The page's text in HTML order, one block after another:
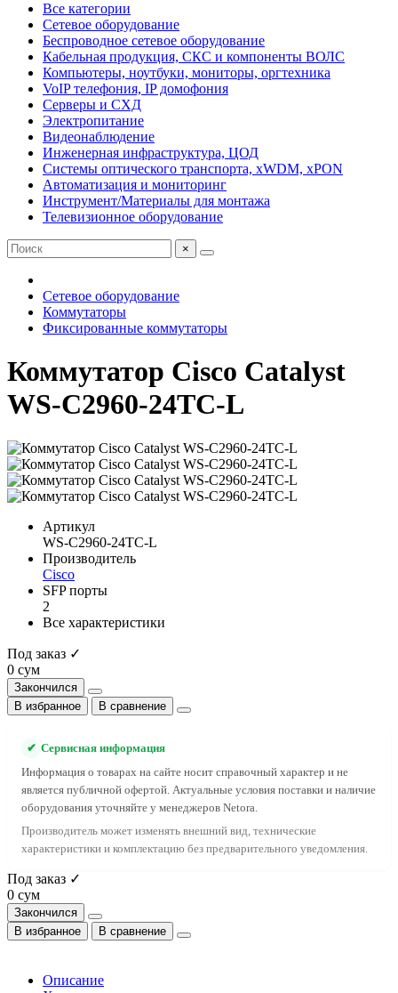
Все категории
Сетевое оборудование
Беспроводное сетевое оборудование
Кабельная продукция, СКС и компоненты ВОЛС
Компьютеры, ноутбуки, мониторы, оргтехника
VoIP телефония, IP домофония
Серверы и СХД
Электропитание
Видеонаблюдение
Инженерная инфраструктура, ЦОД
Системы оптического транспорта, xWDM, xPON
Автоматизация и мониторинг
Инструмент/Материалы для монтажа
Телевизионное оборудование
×
Сетевое оборудование
Коммутаторы
Фиксированные коммутаторы
Коммутатор Cisco Catalyst
WS-C2960-24TC-L
Артикул
WS-C2960-24TC-L
Производитель
Cisco
SFP порты
2
Все характеристики
Под заказ ✓
0 сум
Закончился
В избранное
В сравнение
✔ Сервисная информация
Информация о товарах на сайте носит справочный характер и не
является публичной офертой. Актуальные условия поставки и наличие
оборудования уточняйте у менеджеров Netora.
Производитель может изменять внешний вид, технические
характеристики и комплектацию без предварительного уведомления.
Под заказ ✓
0 сум
Закончился
В избранное
В сравнение
Описание